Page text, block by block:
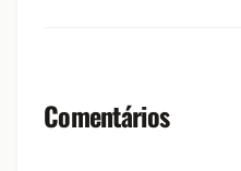
Comentários